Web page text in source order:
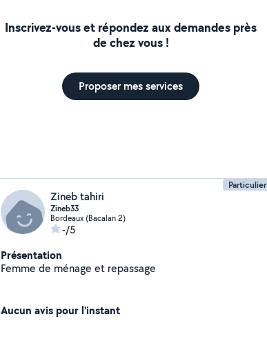
Inscrivez-vous et répondez aux demandes près
de chez vous !
Proposer mes services
Particulier
Zineb tahiri
Zineb33
Bordeaux (Bacalan 2)
-/5
Présentation
Femme de ménage et repassage
Aucun avis pour l'instant